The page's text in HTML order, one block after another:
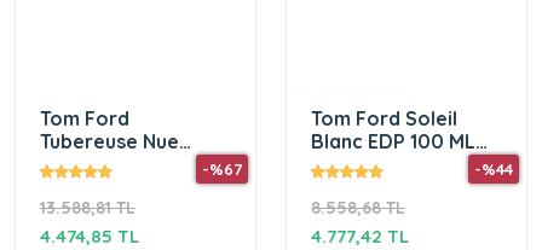
Tom Ford
Tubereuse Nue
100ML unisex
13.588,81 TL
-%67
4.474,85 TL
Tom Ford Soleil
Blanc EDP 100 ML
Unisex Parfüm
8.558,68 TL
-%44
4.777,42 TL